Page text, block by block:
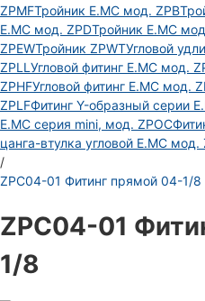
ZPMFТройник E.MC мод. ZPB
E.MC мод. ZPDТройник E.MC
ZPEWТройник ZPWTУгловой
ZPLL Угловой фитинг E.MC мод.
ZPHFУгловой фитинг E.MC мод.
ZPLFФитинг Y-образный серии
E.MC серия mini, мод. ZPOC
цанга-втулка угловой Е.МС мод.
/
ZPC04-01 Фитинг прямой 04-1/8
ZPC04-01
1/8